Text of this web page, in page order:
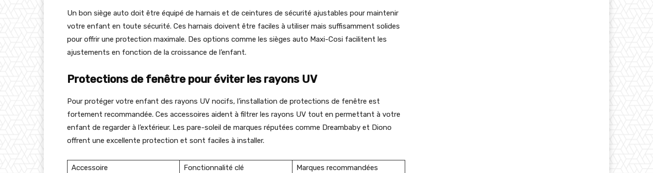
Un bon siège auto doit être équipé de harnais et de ceintures de sécurité ajustables pour maintenir
votre enfant en toute sécurité. Ces harnais doivent être faciles à utiliser mais suffisamment solides
pour offrir une protection maximale. Des options comme les sièges auto Maxi-Cosi facilitent les
ajustements en fonction de la croissance de l’enfant.
Protections de fenêtre pour éviter les rayons UV
Pour protéger votre enfant des rayons UV nocifs, l’installation de protections de fenêtre est
fortement recommandée. Ces accessoires aident à filtrer les rayons UV tout en permettant à votre
enfant de regarder à l’extérieur. Les pare-soleil de marques réputées comme Dreambaby et Diono
offrent une excellente protection et sont faciles à installer.
Accessoire Fonctionnalité clé Marques recommandées